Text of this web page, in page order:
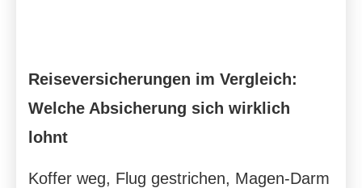
Reiseversicherungen im Vergleich:
Welche Absicherung sich wirklich
lohnt
Koffer weg, Flug gestrichen, Magen-Darm